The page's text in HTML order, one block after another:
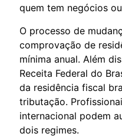
quem tem negócios
O processo de
comprovação de
mínima anual. Além
Receita Federal do
da residência fiscal
tributação.
internacional podem
dois regimes.